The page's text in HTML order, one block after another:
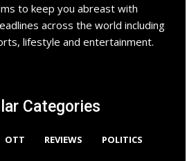
to keep you abreast with
across the world including
lifestyle and entertainment.
Categories
OTT REVIEWS POLITICS